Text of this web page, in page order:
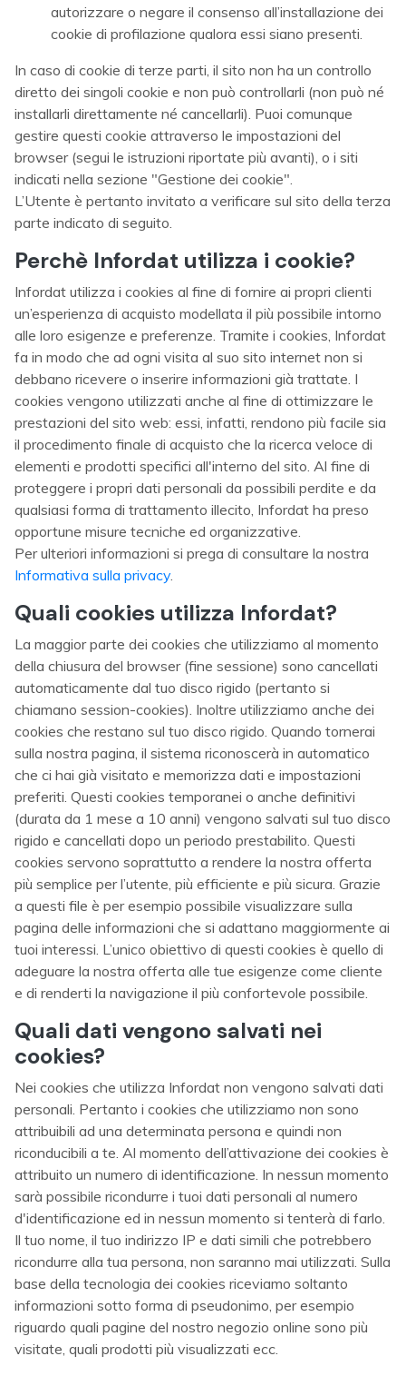
autorizzare o negare il consenso all’installazione dei
cookie di profilazione qualora essi siano presenti.
In caso di cookie di terze parti, il sito non ha un controllo
diretto dei singoli cookie e non può controllarli (non può né
installarli direttamente né cancellarli). Puoi comunque
gestire questi cookie attraverso le impostazioni del
browser (segui le istruzioni riportate più avanti), o i siti
indicati nella sezione "Gestione dei cookie".
L’Utente è pertanto invitato a verificare sul sito della terza
parte indicato di seguito.
Perchè Infordat utilizza i cookie?
Infordat utilizza i cookies al fine di fornire ai propri clienti
un’esperienza di acquisto modellata il più possibile intorno
alle loro esigenze e preferenze. Tramite i cookies, Infordat
fa in modo che ad ogni visita al suo sito internet non si
debbano ricevere o inserire informazioni già trattate. I
cookies vengono utilizzati anche al fine di ottimizzare le
prestazioni del sito web: essi, infatti, rendono più facile sia
il procedimento finale di acquisto che la ricerca veloce di
elementi e prodotti specifici all'interno del sito. Al fine di
proteggere i propri dati personali da possibili perdite e da
qualsiasi forma di trattamento illecito, Infordat ha preso
opportune misure tecniche ed organizzative.
Per ulteriori informazioni si prega di consultare la nostra
Informativa sulla privacy.
Quali cookies utilizza Infordat?
La maggior parte dei cookies che utilizziamo al momento
della chiusura del browser (fine sessione) sono cancellati
automaticamente dal tuo disco rigido (pertanto si
chiamano session-cookies). Inoltre utilizziamo anche dei
cookies che restano sul tuo disco rigido. Quando tornerai
sulla nostra pagina, il sistema riconoscerà in automatico
che ci hai già visitato e memorizza dati e impostazioni
preferiti. Questi cookies temporanei o anche definitivi
(durata da 1 mese a 10 anni) vengono salvati sul tuo disco
rigido e cancellati dopo un periodo prestabilito. Questi
cookies servono soprattutto a rendere la nostra offerta
più semplice per l’utente, più efficiente e più sicura. Grazie
a questi file è per esempio possibile visualizzare sulla
pagina delle informazioni che si adattano maggiormente ai
tuoi interessi. L’unico obiettivo di questi cookies è quello di
adeguare la nostra offerta alle tue esigenze come cliente
e di renderti la navigazione il più confortevole possibile.
Quali dati vengono salvati nei
cookies?
Nei cookies che utilizza Infordat non vengono salvati dati
personali. Pertanto i cookies che utilizziamo non sono
attribuibili ad una determinata persona e quindi non
riconducibili a te. Al momento dell’attivazione dei cookies è
attribuito un numero di identificazione. In nessun momento
sarà possibile ricondurre i tuoi dati personali al numero
d'identificazione ed in nessun momento si tenterà di farlo.
Il tuo nome, il tuo indirizzo IP e dati simili che potrebbero
ricondurre alla tua persona, non saranno mai utilizzati. Sulla
base della tecnologia dei cookies riceviamo soltanto
informazioni sotto forma di pseudonimo, per esempio
riguardo quali pagine del nostro negozio online sono più
visitate, quali prodotti più visualizzati ecc.